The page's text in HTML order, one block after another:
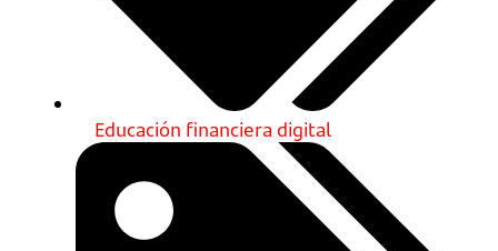
Educación financiera digital